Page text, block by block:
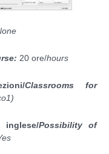
20 ore/hours
Classrooms for
Possibility of